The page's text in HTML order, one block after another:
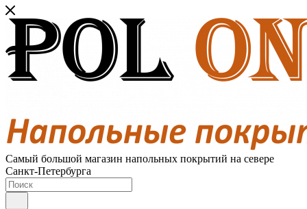
Самый большой магазин напольных покрытий на севере
Санкт-Петербурга